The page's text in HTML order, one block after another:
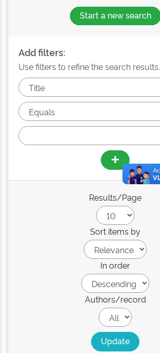
Start a new search
Add filters:
Use filters to refine the search results.
Results/Page
Sort items by
In order
Authors/record